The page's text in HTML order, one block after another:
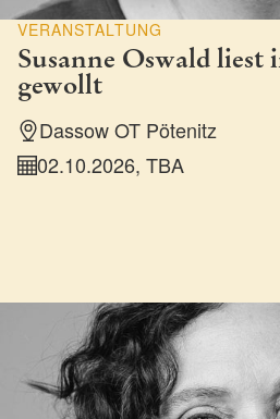
VERANSTALTUNG
Susanne Oswald liest
gewollt
Dassow OT Pötenitz
02.10.2026, TBA